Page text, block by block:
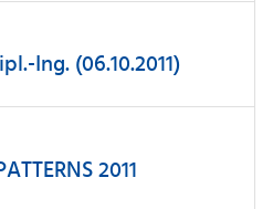
Ing. (06.10.2011)
2011